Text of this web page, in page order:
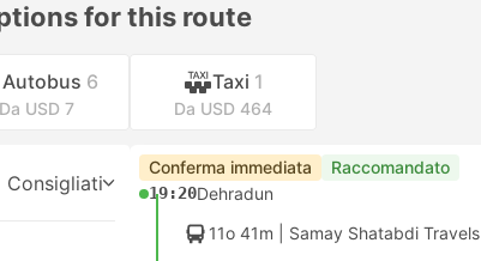
for this route
Autobus 6
Da USD 7
Taxi 1
Da USD 464
Consigliati
Conferma immediata Raccomandato
19:20Dehradun
11o 41m | Samay Shatabdi Travels